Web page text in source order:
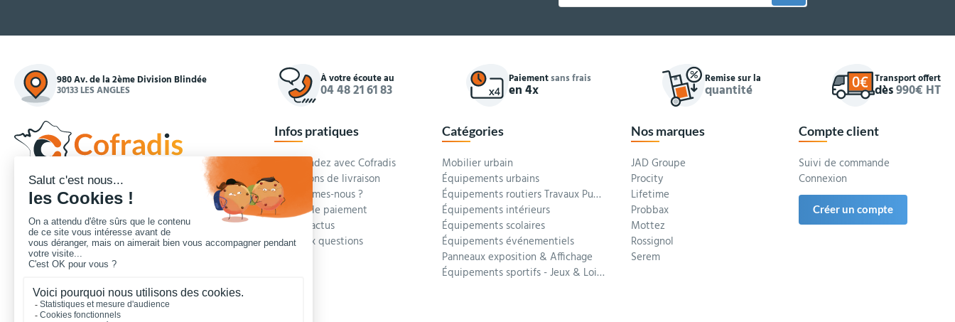
980 Av. de la 2ème Division Blindée
30133 LES ANGLES
À votre écoute au
04 48 21 61 83
Paiementsans frais
en 4x
Remise sur la
quantité
Transport offert
dès990€ HT
Concepteur et fournisseur de mobilier urbain,
Cofradis répond aux besoins d'équipements des
services des collectivités locales, des entreprises
de travaux publics, lycées, écoles.
Nous contacter
Infos pratiques
Commandez avec Cofradis
Conditions de livraison
Qui sommes-nous ?
Modes de paiement
Blog et actus
Foire aux questions
Catégories
Mobilier urbain
Équipements urbains
Équipements routiers Travaux Publics
Équipements intérieurs
Équipements scolaires
Équipements événementiels
Panneaux exposition & Affichage
Équipements sportifs - Jeux & Loisirs
Nos marques
JAD Groupe
Procity
Lifetime
Probbax
Mottez
Rossignol
Serem
Compte client
Suivi de commande
Connexion
Créer un compte